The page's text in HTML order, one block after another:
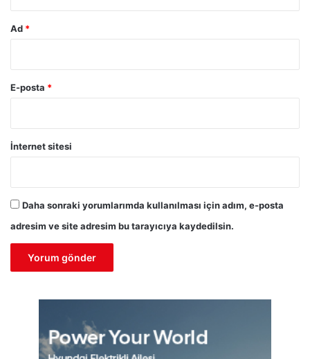
Ad *
E-posta *
İnternet sitesi
Daha sonraki yorumlarımda kullanılması için adım, e-posta
adresim ve site adresim bu tarayıcıya kaydedilsin.